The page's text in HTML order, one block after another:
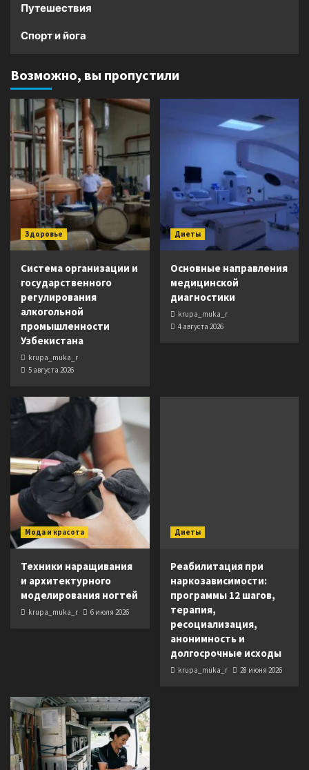
Путешествия
Спорт и йога
Возможно, вы пропустили
Здоровье
Система организации и
государственного
регулирования
алкогольной
промышленности
Узбекистана
krupa_muka_r
5 августа 2026
Диеты
Основные направления
медицинской
диагностики
krupa_muka_r
4 августа 2026
Мода и красота
Техники наращивания
и архитектурного
моделирования ногтей
krupa_muka_r 6 июля 2026
Диеты
Реабилитация при
наркозависимости:
программы 12 шагов,
терапия,
ресоциализация,
анонимность и
долгосрочные исходы
krupa_muka_r 28 июня 2026